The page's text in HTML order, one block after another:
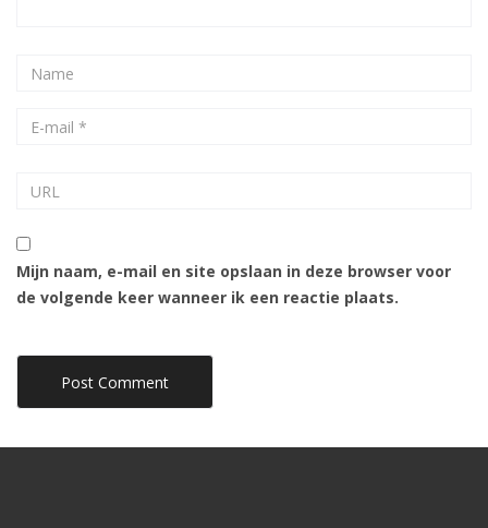
Mijn naam, e-mail en site opslaan in deze browser voor
de volgende keer wanneer ik een reactie plaats.